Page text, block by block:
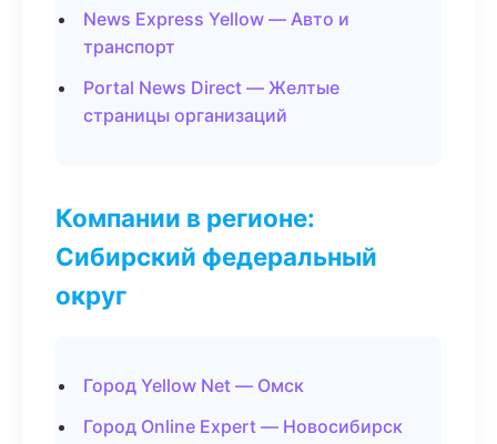
News Express Yellow — Авто и
транспорт
Portal News Direct — Желтые
страницы организаций
Компании в регионе:
Сибирский федеральный
округ
Город Yellow Net — Омск
Город Online Expert — Новосибирск